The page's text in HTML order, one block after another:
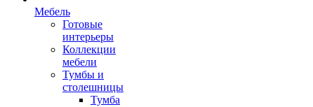
Мебель
Готовые
интерьеры
Коллекции
мебели
Тумбы и
столешницы
Тумба